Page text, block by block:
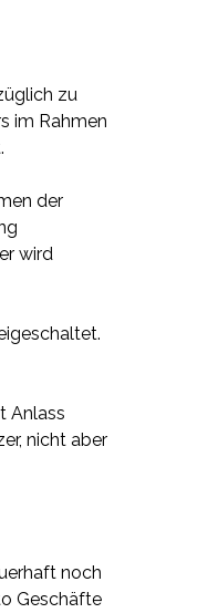
zu
im Rahmen
der
wird
Anlass
nicht aber
noch
Geschäfte